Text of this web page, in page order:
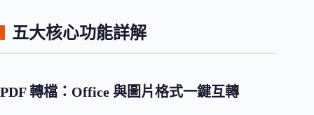
五大核心功能詳解
PDF 轉檔：Office 與圖片格式一鍵互轉